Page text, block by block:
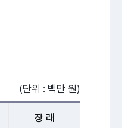
(단위 : 백만 원)
장 래